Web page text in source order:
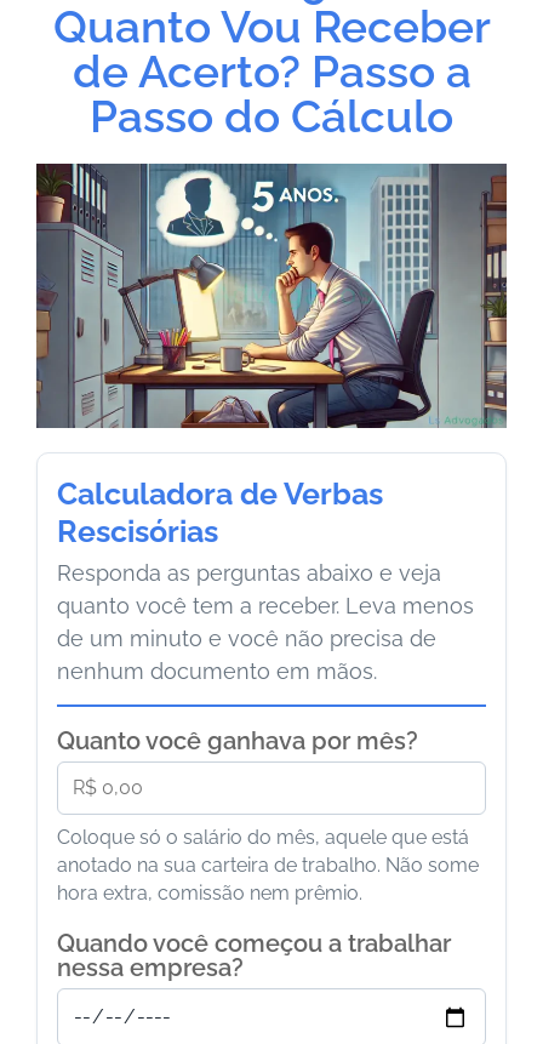
Quanto Vou Receber
de Acerto? Passo a
Passo do Cálculo
Calculadora de Verbas
Rescisórias
Responda as perguntas abaixo e veja
quanto você tem a receber. Leva menos
de um minuto e você não precisa de
nenhum documento em mãos.
Quanto você ganhava por mês?
Coloque só o salário do mês, aquele que está
anotado na sua carteira de trabalho. Não some
hora extra, comissão nem prêmio.
Quando você começou a trabalhar
nessa empresa?